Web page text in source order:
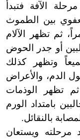
الآفة فتبدأ
بين الطموث
ثم تظهر الآلام
أو جدر الحوض
وتظهر كذلك
الدم، والأعراض
تظهر الوذمات
بامتداد الورم
بالنقائل.
ويستعان